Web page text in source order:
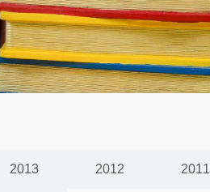
2013 2012 2011